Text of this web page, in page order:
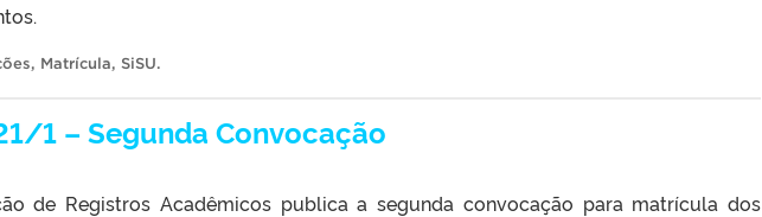
, Matrícula, SiSU.
1 – Segunda Convocação
de Registros Acadêmicos publica a segunda convocação para matrícula dos